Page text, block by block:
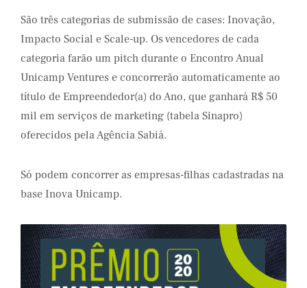
São três categorias de submissão de cases: Inovação,
Impacto Social e Scale-up. Os vencedores de cada
categoria farão um pitch durante o Encontro Anual
Unicamp Ventures e concorrerão automaticamente ao
título de Empreendedor(a) do Ano, que ganhará R$ 50
mil em serviços de marketing (tabela Sinapro)
oferecidos pela Agência Sabiá.
Só podem concorrer as empresas-filhas cadastradas na
base Inova Unicamp.